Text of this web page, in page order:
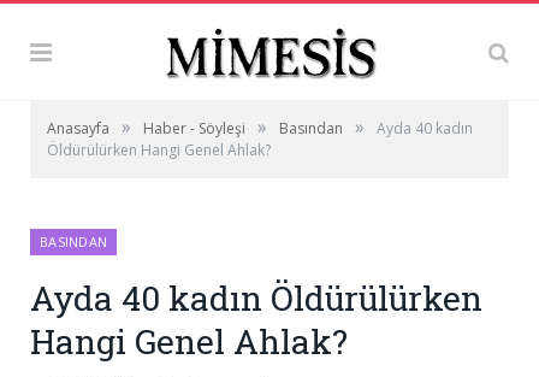
Anasayfa » Haber - Söyleşi » Basından »
Ayda 40 kadın
Öldürülürken Hangi Genel Ahlak?
BASINDAN
Ayda 40 kadın Öldürülürken
Hangi Genel Ahlak?